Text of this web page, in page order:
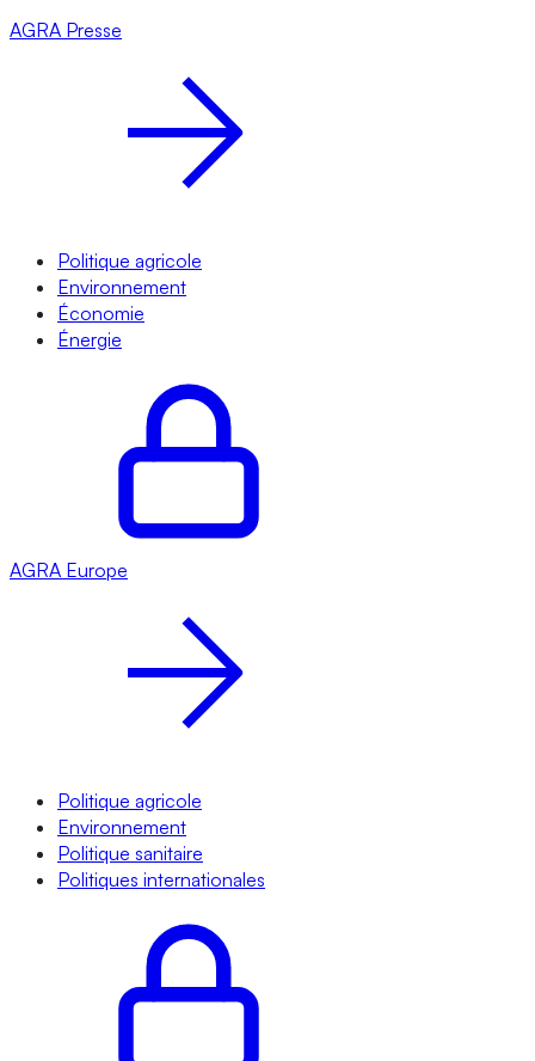
AGRA Presse
Politique agricole
Environnement
Économie
Énergie
AGRA Europe
Politique agricole
Environnement
Politique sanitaire
Politiques internationales